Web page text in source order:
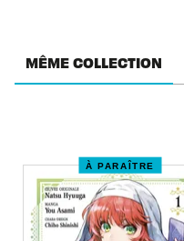
MÊME COLLECTION
À PARAÎTRE